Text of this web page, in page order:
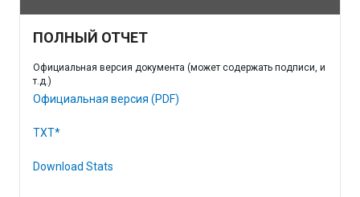
ПОЛНЫЙ ОТЧЕТ
Официальная версия документа (может содержать подписи, и
т.д.)
Официальная версия (PDF)
TXT*
Download Stats